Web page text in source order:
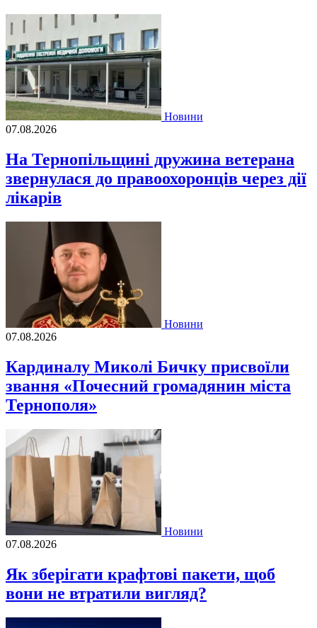
Новини
07.08.2026
На Тернопільщині дружина ветерана
звернулася до правоохоронців через дії
лікарів
Новини
07.08.2026
Кардиналу Миколі Бичку присвоїли
звання «Почесний громадянин міста
Тернополя»
Новини
07.08.2026
Як зберігати крафтові пакети, щоб
вони не втратили вигляд?